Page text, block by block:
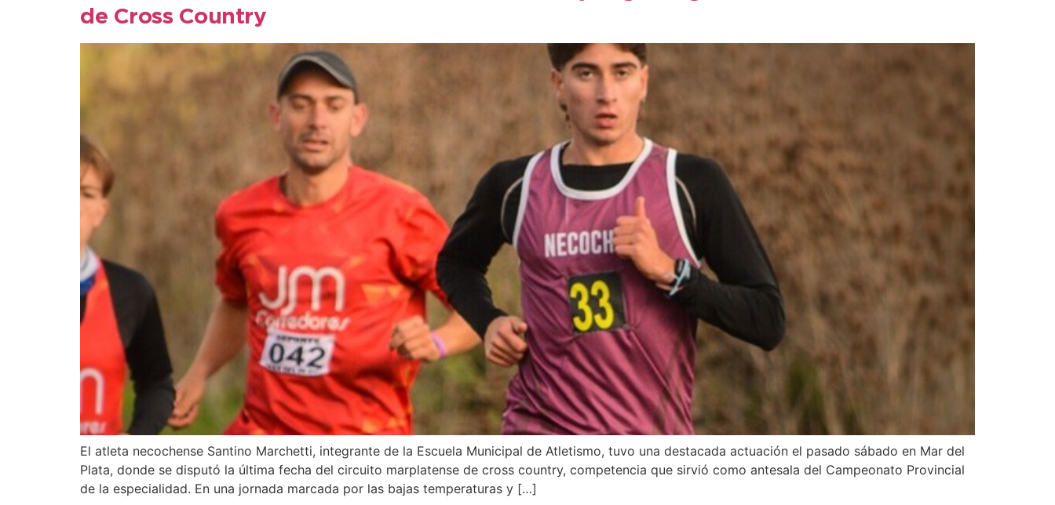
de Cross Country
El atleta necochense Santino Marchetti, integrante de la Escuela Municipal de Atletismo, tuvo una destacada actuación el pasado sábado en Mar del
Plata, donde se disputó la última fecha del circuito marplatense de cross country, competencia que sirvió como antesala del Campeonato Provincial
de la especialidad. En una jornada marcada por las bajas temperaturas y […]